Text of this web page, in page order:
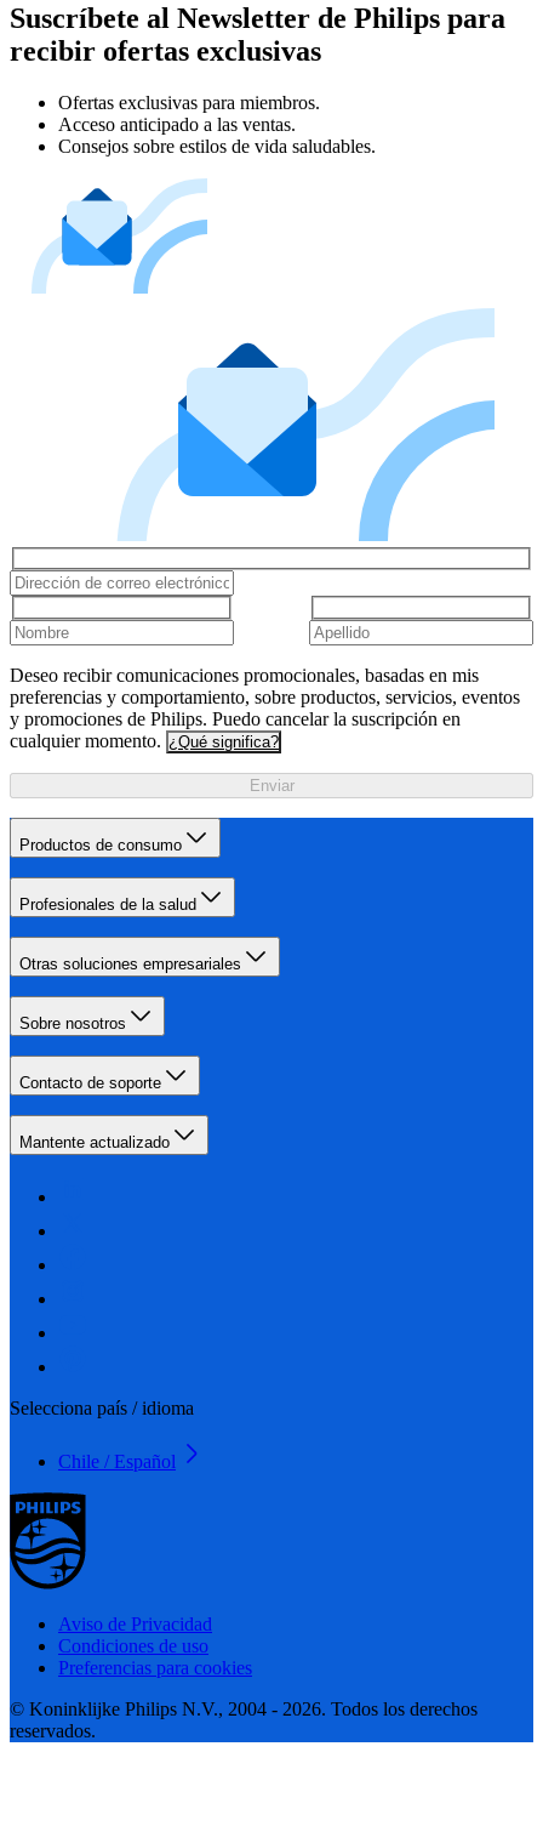
Suscríbete al Newsletter de Philips para
recibir ofertas exclusivas
Ofertas exclusivas para miembros.
Acceso anticipado a las ventas.
Consejos sobre estilos de vida saludables.
Deseo recibir comunicaciones promocionales, basadas en mis
preferencias y comportamiento, sobre productos, servicios, eventos
y promociones de Philips. Puedo cancelar la suscripción en
cualquier momento. ¿Qué significa?
Enviar
Productos de consumo
Profesionales de la salud
Otras soluciones empresariales
Sobre nosotros
Contacto de soporte
Mantente actualizado
Selecciona país / idioma
Chile / Español
Aviso de Privacidad
Condiciones de uso
Preferencias para cookies
© Koninklijke Philips N.V., 2004 - 2026. Todos los derechos
reservados.